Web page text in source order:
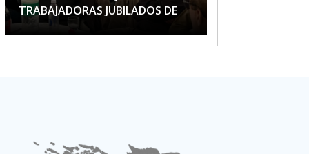
TRABAJADORAS JUBILADOS DE
APTA